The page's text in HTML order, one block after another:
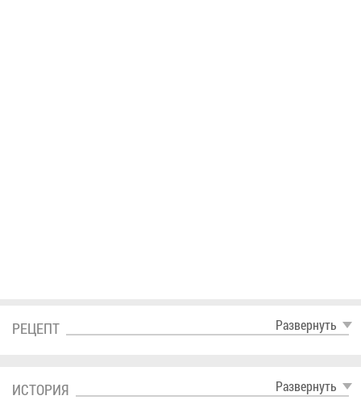
Раз­вер­нуть
РЕ­ЦЕПТ
Раз­вер­нуть
ИС­ТО­РИЯ